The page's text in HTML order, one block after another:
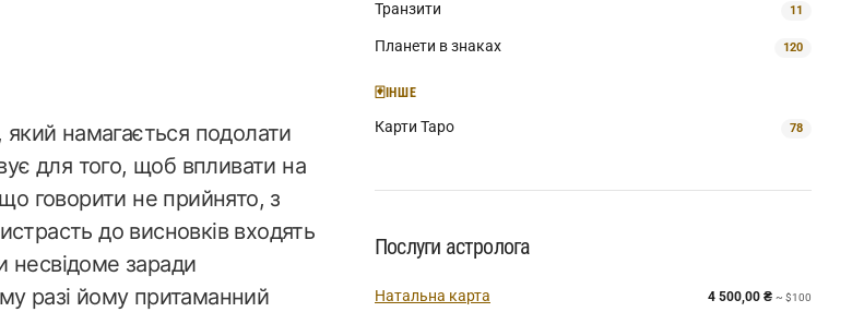
намагається подолати
для того, щоб впливати на
говорити не прийнято, з
до висновків входять
несвідоме заради
разі йому притаманний
Транзити 11
Планети в знаках 120
🃏ІНШЕ
Карти Таро 78
Послуги астролога
Натальна карта 4 500,00 ₴ ~ $100